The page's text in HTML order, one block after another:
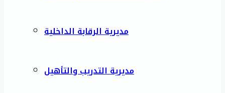
مديرية الرقابة الداخلية
مديرية التدريب والتأهيل